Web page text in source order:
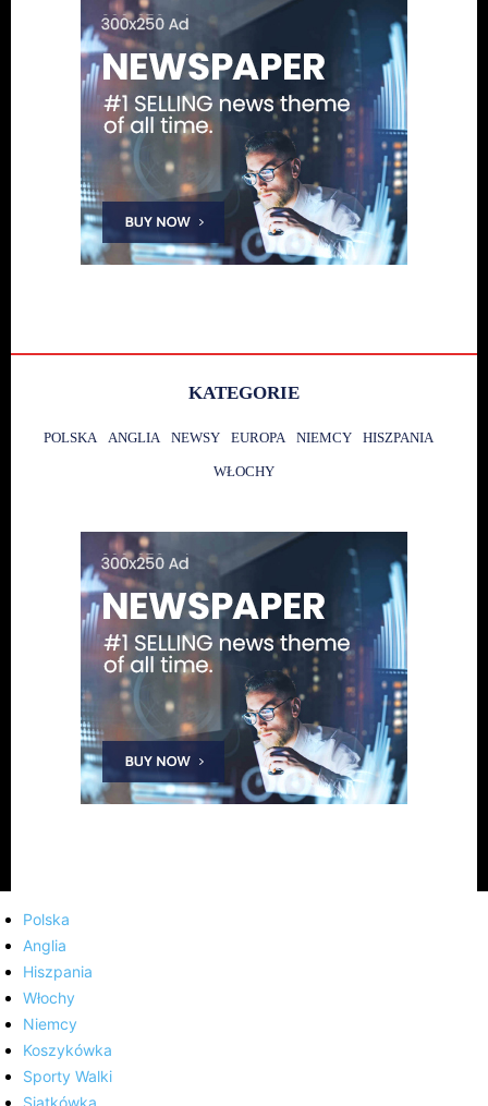
KATEGORIE
POLSKA ANGLIA NEWSY EUROPA NIEMCY HISZPANIA
WŁOCHY
Polska
Anglia
Hiszpania
Włochy
Niemcy
Koszykówka
Sporty Walki